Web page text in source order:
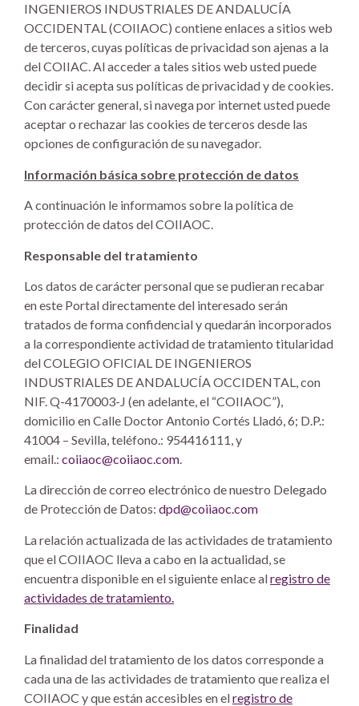
INGENIEROS INDUSTRIALES DE ANDALUCÍA
OCCIDENTAL (COIIAOC) contiene enlaces a sitios web
de terceros, cuyas políticas de privacidad son ajenas a la
del COIIAC. Al acceder a tales sitios web usted puede
decidir si acepta sus políticas de privacidad y de cookies.
Con carácter general, si navega por internet usted puede
aceptar o rechazar las cookies de terceros desde las
opciones de configuración de su navegador.
Información básica sobre protección de datos
A continuación le informamos sobre la política de
protección de datos del COIIAOC.
Responsable del tratamiento
Los datos de carácter personal que se pudieran recabar
en este Portal directamente del interesado serán
tratados de forma confidencial y quedarán incorporados
a la correspondiente actividad de tratamiento titularidad
del COLEGIO OFICIAL DE INGENIEROS
INDUSTRIALES DE ANDALUCÍA OCCIDENTAL, con
NIF. Q-4170003-J (en adelante, el “COIIAOC”),
domicilio en Calle Doctor Antonio Cortés Lladó, 6; D.P.:
41004 – Sevilla, teléfono.: 954416111, y
email.: coiiaoc@coiiaoc.com.
La dirección de correo electrónico de nuestro Delegado
de Protección de Datos: dpd@coiiaoc.com
La relación actualizada de las actividades de tratamiento
que el COIIAOC lleva a cabo en la actualidad, se
encuentra disponible en el siguiente enlace alregistro de
actividades de tratamiento.
Finalidad
La finalidad del tratamiento de los datos corresponde a
cada una de las actividades de tratamiento que realiza el
COIIAOC y que están accesibles en elregistro de